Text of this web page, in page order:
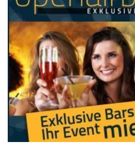
Die Regionalpolizeien begleiten den
verstärkten Kontrollen und
sicheren Schulweg.
Weiterlesen
Frick AG: Polizei Oberes
mit neuem
13.07.26 VON POLIZEI.NEWS REDAKTION
Anfangs Juli 2026 konnte bei der
Pol Gian-Luca Walter ein Polizist neu
aufgenommen werden.